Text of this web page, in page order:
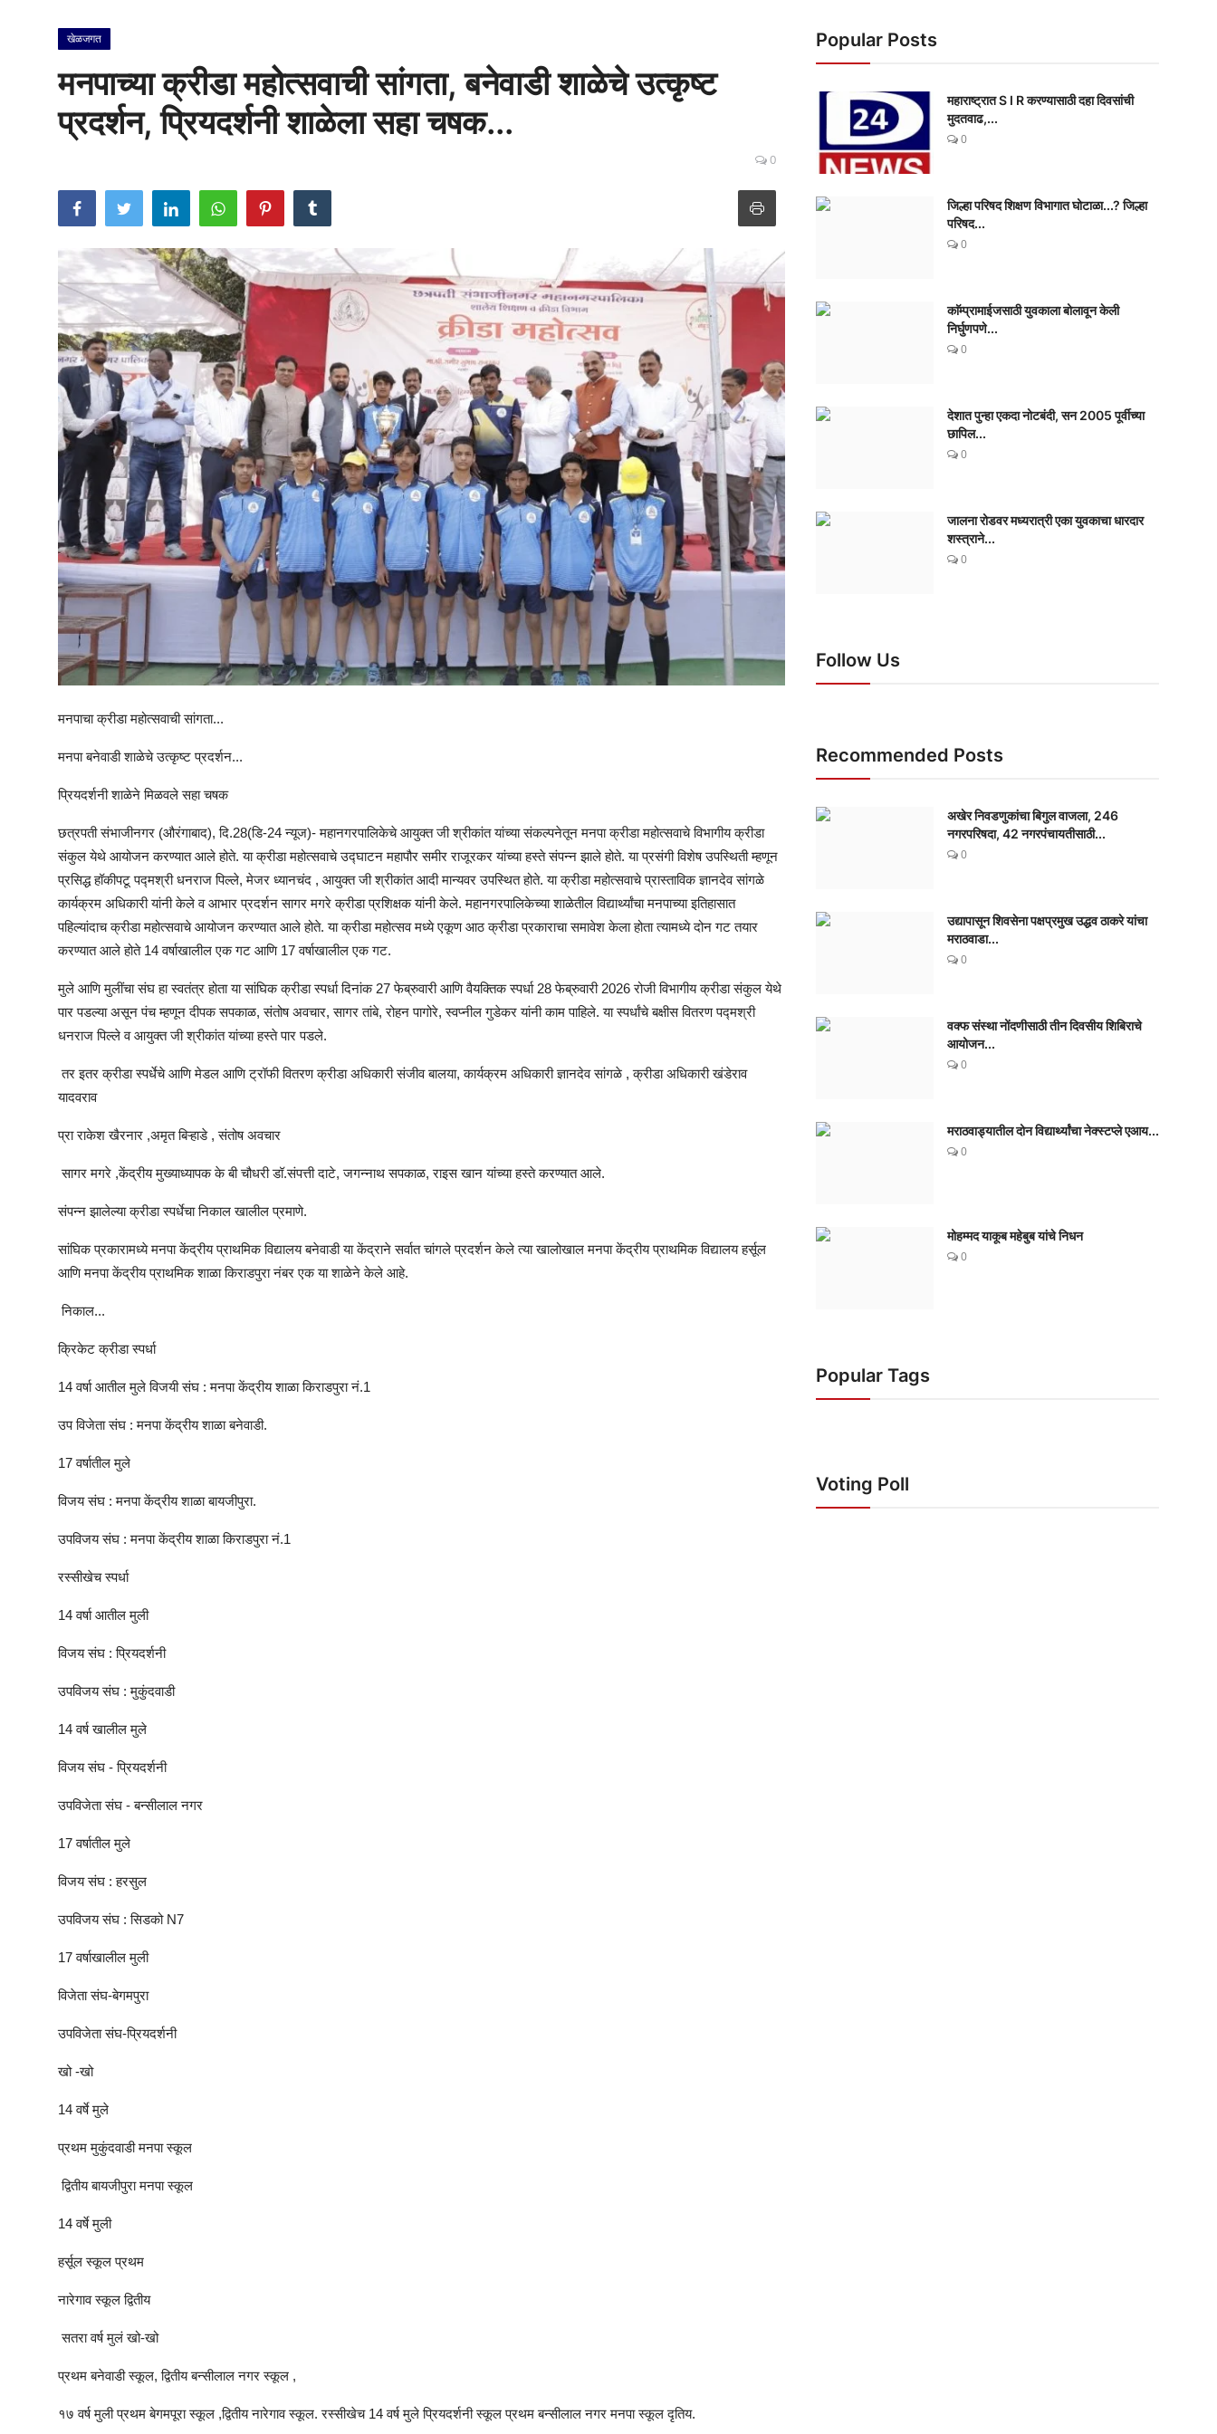
सामाजिक
खेळजगत
मनपाच्या क्रीडा महोत्सवाची सांगता, बनेवाडी शाळेचे उत्कृष्ट
प्रदर्शन, प्रियदर्शनी शाळेला सहा चषक...
0
मनपाचा क्रीडा महोत्सवाची सांगता...
मनपा बनेवाडी शाळेचे उत्कृष्ट प्रदर्शन...
प्रियदर्शनी शाळेने मिळवले सहा चषक
छत्रपती संभाजीनगर (औरंगाबाद), दि.28(डि-24 न्यूज)- महानगरपालिकेचे आयुक्त जी श्रीकांत यांच्या संकल्पनेतून मनपा क्रीडा महोत्सवाचे विभागीय क्रीडा
संकुल येथे आयोजन करण्यात आले होते. या क्रीडा महोत्सवाचे उद्घाटन महापौर समीर राजूरकर यांच्या हस्ते संपन्न झाले होते. या प्रसंगी विशेष उपस्थिती म्हणून
प्रसिद्ध हॉकीपटू पद्मश्री धनराज पिल्ले, मेजर ध्यानचंद , आयुक्त जी श्रीकांत आदी मान्यवर उपस्थित होते. या क्रीडा महोत्सवाचे प्रास्ताविक ज्ञानदेव सांगळे
कार्यक्रम अधिकारी यांनी केले व आभार प्रदर्शन सागर मगरे क्रीडा प्रशिक्षक यांनी केले. महानगरपालिकेच्या शाळेतील विद्यार्थ्यांचा मनपाच्या इतिहासात
पहिल्यांदाच क्रीडा महोत्सवाचे आयोजन करण्यात आले होते. या क्रीडा महोत्सव मध्ये एकूण आठ क्रीडा प्रकाराचा समावेश केला होता त्यामध्ये दोन गट तयार
करण्यात आले होते 14 वर्षाखालील एक गट आणि 17 वर्षाखालील एक गट.
मुले आणि मुलींचा संघ हा स्वतंत्र होता या सांघिक क्रीडा स्पर्धा दिनांक 27 फेब्रुवारी आणि वैयक्तिक स्पर्धा 28 फेब्रुवारी 2026 रोजी विभागीय क्रीडा संकुल येथे
पार पडल्या असून पंच म्हणून दीपक सपकाळ, संतोष अवचार, सागर तांबे, रोहन पागोरे, स्वप्नील गुडेकर यांनी काम पाहिले. या स्पर्धांचे बक्षीस वितरण पद्मश्री
धनराज पिल्ले व आयुक्त जी श्रीकांत यांच्या हस्ते पार पडले.
तर इतर क्रीडा स्पर्धेचे आणि मेडल आणि ट्रॉफी वितरण क्रीडा अधिकारी संजीव बालया, कार्यक्रम अधिकारी ज्ञानदेव सांगळे , क्रीडा अधिकारी खंडेराव
यादवराव
प्रा राकेश खैरनार ,अमृत बिऱ्हाडे , संतोष अवचार
सागर मगरे ,केंद्रीय मुख्याध्यापक के बी चौधरी डॉ.संपत्ती दाटे, जगन्नाथ सपकाळ, राइस खान यांच्या हस्ते करण्यात आले.
संपन्न झालेल्या क्रीडा स्पर्धेचा निकाल खालील प्रमाणे.
सांघिक प्रकारामध्ये मनपा केंद्रीय प्राथमिक विद्यालय बनेवाडी या केंद्राने सर्वात चांगले प्रदर्शन केले त्या खालोखाल मनपा केंद्रीय प्राथमिक विद्यालय हर्सूल
आणि मनपा केंद्रीय प्राथमिक शाळा किराडपुरा नंबर एक या शाळेने केले आहे.
निकाल...
क्रिकेट क्रीडा स्पर्धा
14 वर्षा आतील मुले विजयी संघ : मनपा केंद्रीय शाळा किराडपुरा नं.1
उप विजेता संघ : मनपा केंद्रीय शाळा बनेवाडी.
17 वर्षातील मुले
विजय संघ : मनपा केंद्रीय शाळा बायजीपुरा.
उपविजय संघ : मनपा केंद्रीय शाळा किराडपुरा नं.1
रस्सीखेच स्पर्धा
14 वर्षा आतील मुली
विजय संघ : प्रियदर्शनी
उपविजय संघ : मुकुंदवाडी
14 वर्ष खालील मुले
विजय संघ - प्रियदर्शनी
उपविजेता संघ - बन्सीलाल नगर
17 वर्षातील मुले
विजय संघ : हरसुल
उपविजय संघ : सिडको N7
17 वर्षाखालील मुली
विजेता संघ-बेगमपुरा
उपविजेता संघ-प्रियदर्शनी
खो -खो
14 वर्षे मुले
प्रथम मुकुंदवाडी मनपा स्कूल
द्वितीय बायजीपुरा मनपा स्कूल
14 वर्षे मुली
हर्सूल स्कूल प्रथम
नारेगाव स्कूल द्वितीय
सतरा वर्ष मुलं खो-खो
प्रथम बनेवाडी स्कूल, द्वितीय बन्सीलाल नगर स्कूल ,
१७ वर्ष मुली प्रथम बेगमपूरा स्कूल ,द्वितीय नारेगाव स्कूल. रस्सीखेच 14 वर्ष मुले प्रियदर्शनी स्कूल प्रथम बन्सीलाल नगर मनपा स्कूल दृतिय.
Popular Posts
महाराष्ट्रात S I R करण्यासाठी दहा दिवसांची
मुदतवाढ,...
0
जिल्हा परिषद शिक्षण विभागात घोटाळा...? जिल्हा
परिषद...
0
काॅम्प्रामाईजसाठी युवकाला बोलावून केली
निर्घुणपणे...
0
देशात पुन्हा एकदा नोटबंदी, सन 2005 पूर्वीच्या
छापिल...
0
जालना रोडवर मध्यरात्री एका युवकाचा धारदार
शस्त्राने...
0
Follow Us
Recommended Posts
अखेर निवडणुकांचा बिगुल वाजला, 246
नगरपरिषदा, 42 नगरपंचायतीसाठी...
0
उद्यापासून शिवसेना पक्षप्रमुख उद्धव ठाकरे यांचा
मराठवाडा...
0
वक्फ संस्था नोंदणीसाठी तीन दिवसीय शिबिराचे
आयोजन...
0
मराठवाड्यातील दोन विद्यार्थ्यांचा नेक्स्टप्ले एआय...
0
मोहम्मद याकूब महेबुब यांचे निधन
0
Popular Tags
Voting Poll